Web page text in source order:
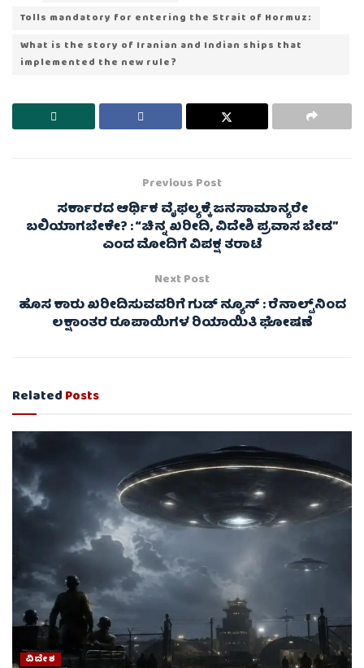
Tolls mandatory for entering the Strait of Hormuz:
What is the story of Iranian and Indian ships that
implemented the new rule?
Previous Post
ಸರ್ಕಾರದ ಆರ್ಥಿಕ ವೈಫಲ್ಯಕ್ಕೆ ಜನಸಾಮಾನ್ಯರೇ
ಬಲಿಯಾಗಬೇಕೇ? : “ಚಿನ್ನ ಖರೀದಿ, ವಿದೇಶಿ ಪ್ರವಾಸ ಬೇಡ”
ಎಂದ ಮೋದಿಗೆ ವಿಪಕ್ಷ ತರಾಟೆ
Next Post
ಹೊಸ ಕಾರು ಖರೀದಿಸುವವರಿಗೆ ಗುಡ್ ನ್ಯೂಸ್ : ರೆನಾಲ್ಟ್‌ನಿಂದ
ಲಕ್ಷಾಂತರ ರೂಪಾಯಿಗಳ ರಿಯಾಯಿತಿ ಘೋಷಣೆ
RelatedPosts
ವಿದೇಶ